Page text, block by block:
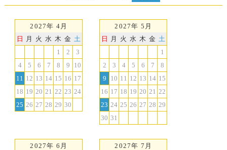
2027年 4月
日
月 火 水 木 金 土
1
2
3
4
5 6 7 8 9
10
11 12 13 14 15 16 17
18 19 20 21 22 23 24
25 26 27 28 29 30
2027年 5月
日
月 火 水 木 金 土
1
2
3 4 5 6 7
8
9
10 11 12 13 14 15
16 17 18 19 20 21 22
23 24 25 26 27 28 29
30 31
2027年 6月
2027年 7月